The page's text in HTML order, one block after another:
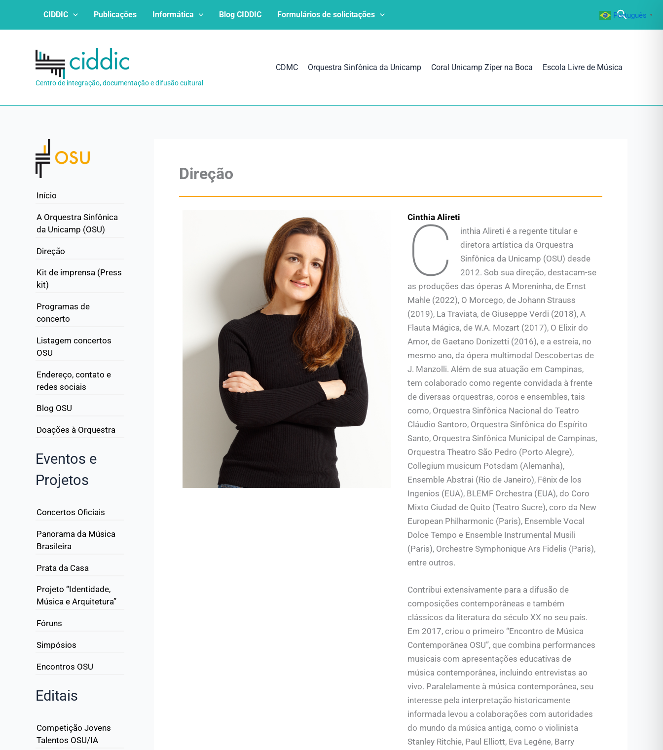
CIDDIC Publicações Informática Blog CIDDIC Formulários de solicitações
Centro de integração, documentação e difusão cultural
CDMC Orquestra Sinfônica da Unicamp Coral Unicamp Zíper na Boca Escola Livre de Música
Início
A Orquestra Sinfônica
da Unicamp (OSU)
Direção
Kit de imprensa (Press
kit)
Programas de
concerto
Listagem concertos
OSU
Endereço, contato e
redes sociais
Blog OSU
Doações à Orquestra
Eventos e
Projetos
Concertos Oficiais
Panorama da Música
Brasileira
Prata da Casa
Projeto “Identidade,
Música e Arquitetura”
Fóruns
Simpósios
Encontros OSU
Editais
Competição Jovens
Talentos OSU/IA
Direção
Cinthia Alireti
C
inthia Alireti é a regente titular e
diretora artística da Orquestra
Sinfônica da Unicamp (OSU) desde
2012. Sob sua direção, destacam-se
as produções das óperas A Moreninha, de Ernst
Mahle (2022), O Morcego, de Johann Strauss
(2019), La Traviata, de Giuseppe Verdi (2018), A
Flauta Mágica, de W.A. Mozart (2017), O Elixir do
Amor, de Gaetano Donizetti (2016), e a estreia, no
mesmo ano, da ópera multimodal Descobertas de
J. Manzolli. Além de sua atuação em Campinas,
tem colaborado como regente convidada à frente
de diversas orquestras, coros e ensembles, tais
como, Orquestra Sinfônica Nacional do Teatro
Cláudio Santoro, Orquestra Sinfônica do Espírito
Santo, Orquestra Sinfônica Municipal de Campinas,
Orquestra Theatro São Pedro (Porto Alegre),
Collegium musicum Potsdam (Alemanha),
Ensemble Abstrai (Rio de Janeiro), Fênix de los
Ingenios (EUA), BLEMF Orchestra (EUA), do Coro
Mixto Ciudad de Quito (Teatro Sucre), coro da New
European Philharmonic (Paris), Ensemble Vocal
Dolce Tempo e Ensemble Instrumental Musili
(Paris), Orchestre Symphonique Ars Fidelis (Paris),
entre outros.
Contribui extensivamente para a difusão de
composições contemporâneas e também
clássicos da literatura do século XX no seu país.
Em 2017, criou o primeiro “Encontro de Música
Contemporânea OSU”, que combina performances
musicais com apresentações educativas de
música contemporânea, incluindo entrevistas ao
vivo. Paralelamente à música contemporânea, seu
interesse pela interpretação historicamente
informada levou a colaborações com autoridades
do mundo da música antiga, como o violinista
Stanley Ritchie, Paul Elliott, Eva Legêne, Barry
Português ▼